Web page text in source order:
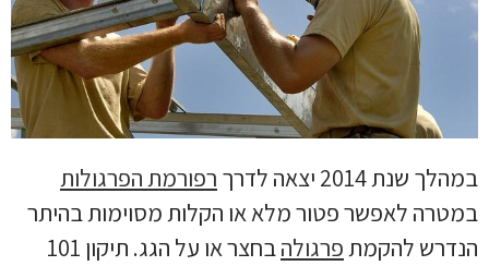
במהלך שנת 2014 יצאה לדרך
רפורמת הפרגולות
במטרה לאפשר פטור מלא או הקלות מסוימות בהיתר
הנדרש להקמתפרגולה
בחצר או על הגג. תיקון 101